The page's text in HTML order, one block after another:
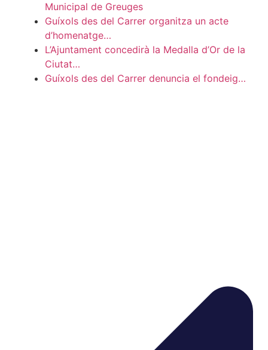
Municipal de Greuges
Guíxols des del Carrer organitza un acte
d’homenatge…
L’Ajuntament concedirà la Medalla d’Or de la
Ciutat…
Guíxols des del Carrer denuncia el fondeig…